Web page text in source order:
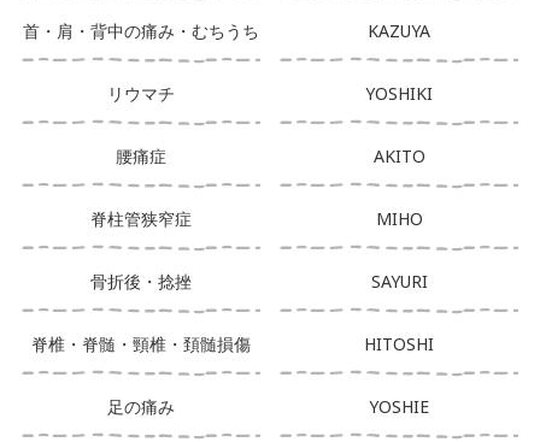
首・肩・背中の痛み・むちうち
リウマチ
腰痛症
脊柱管狭窄症
骨折後・捻挫
脊椎・脊髄・頸椎・頚髄損傷
足の痛み
KAZUYA
YOSHIKI
AKITO
MIHO
SAYURI
HITOSHI
YOSHIE